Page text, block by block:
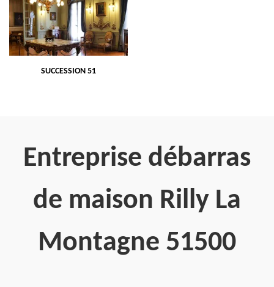
SUCCESSION 51
Entreprise débarras
de maison Rilly La
Montagne 51500